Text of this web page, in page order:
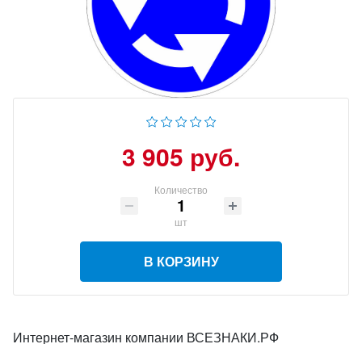
3 905 руб.
Количество
шт
В КОРЗИНУ
Интернет-магазин компании ВСЕЗНАКИ.РФ